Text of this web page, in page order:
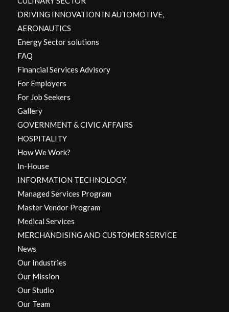
DRIVING INNOVATION IN AUTOMOTIVE,
AERONAUTICS
Energy Sector solutions
FAQ
Financial Services Advisory
For Employers
For Job Seekers
Gallery
GOVERNMENT & CIVIC AFFAIRS
HOSPITALITY
How We Work?
In-House
INFORMATION TECHNOLOGY
Managed Services Program
Master Vendor Program
Medical Services
MERCHANDISING AND CUSTOMER SERVICE
News
Our Industries
Our Mission
Our Studio
Our Team